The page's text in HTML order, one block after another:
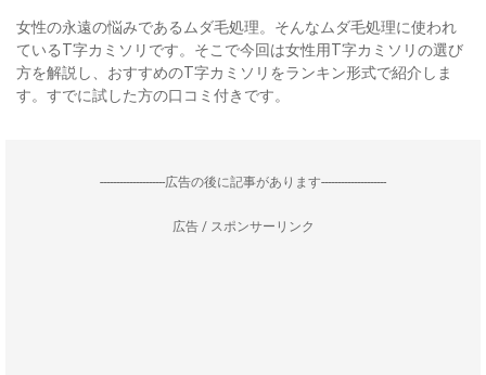
女性の永遠の悩みであるムダ毛処理。そんなムダ毛処理に使われ
ているT字カミソリです。そこで今回は女性用T字カミソリの選び
方を解説し、おすすめのT字カミソリをランキン形式で紹介しま
す。すでに試した方の口コミ付きです。
--------------------広告の後に記事があります--------------------
広告 / スポンサーリンク